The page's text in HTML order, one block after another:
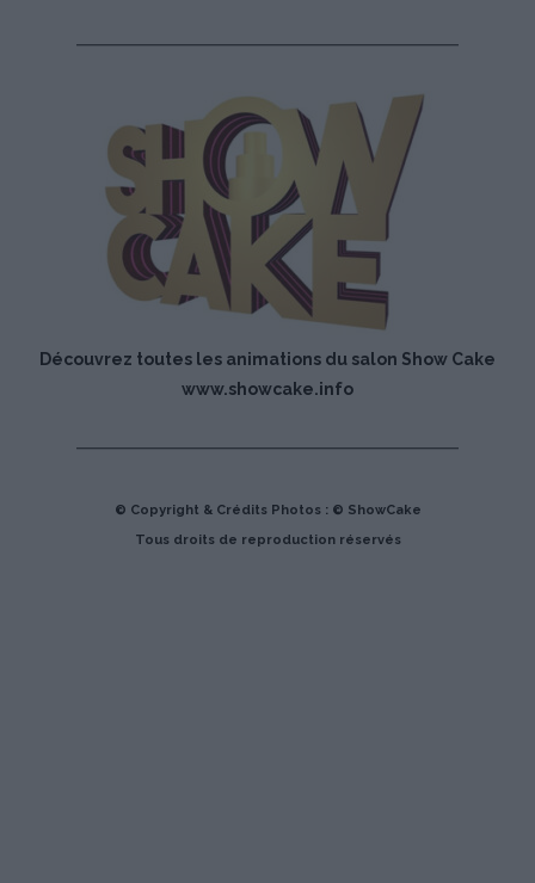
Découvrez toutes les animations du salon Show Cake
www.showcake.info
© Copyright & Crédits Photos : © ShowCake
Tous droits de reproduction réservés